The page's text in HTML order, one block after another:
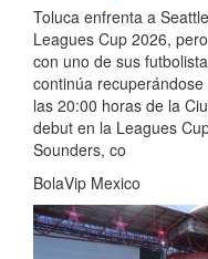
Toluca enfrenta a
Leagues Cup 2026,
con uno de sus
continúa
las 20:00 horas de la
debut en la Leagues
Sounders, co
BolaVip Mexico